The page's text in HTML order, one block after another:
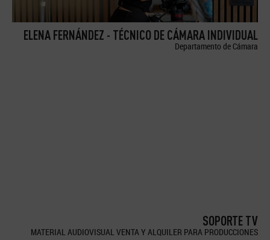
ELENA FERNÁNDEZ - TÉCNICO DE CÁMARA INDIVIDUAL
Departamento de Cámara
SOPORTE TV
MATERIAL AUDIOVISUAL VENTA Y ALQUILER PARA PRODUCCIONES